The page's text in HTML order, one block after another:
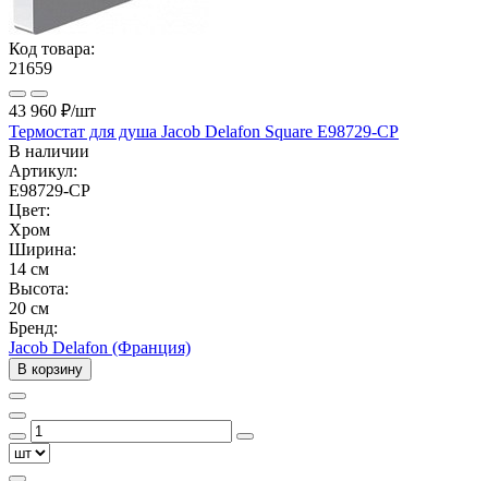
Код товара:
21659
43 960 ₽/шт
Термостат для душа Jacob Delafon Square E98729-CP
В наличии
Артикул:
E98729-CP
Цвет:
Хром
Ширина:
14 см
Высота:
20 см
Бренд:
Jacob Delafon (Франция)
В корзину